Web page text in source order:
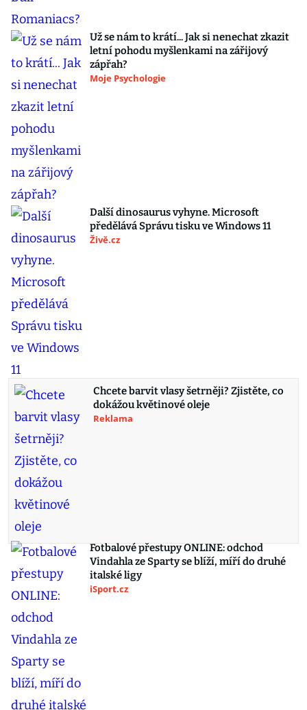
Už se nám to krátí... Jak si nenechat zkazit
letní pohodu myšlenkami na zářijový
zápřah?
Moje Psychologie
Další dinosaurus vyhyne. Microsoft
předělává Správu tisku ve Windows 11
Živě.cz
Chcete barvit vlasy šetrněji? Zjistěte, co
dokážou květinové oleje
Reklama
Fotbalové přestupy ONLINE: odchod
Vindahla ze Sparty se blíží, míří do druhé
italské ligy
iSport.cz